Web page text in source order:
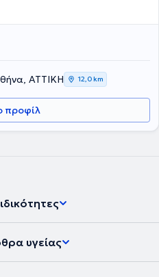
ΑΤΤΙΚΗ 12,0 km
προφίλ
υγείας